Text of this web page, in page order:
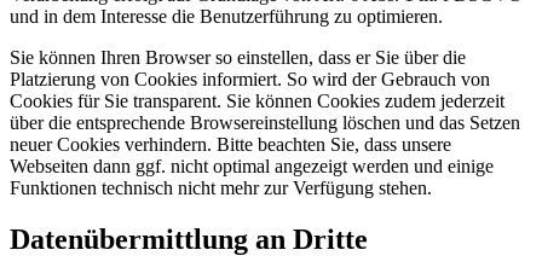
und in dem Interesse die Benutzerführung zu optimieren.
Sie können Ihren Browser so einstellen, dass er Sie über die
Platzierung von Cookies informiert. So wird der Gebrauch von
Cookies für Sie transparent. Sie können Cookies zudem jederzeit
über die entsprechende Browsereinstellung löschen und das Setzen
neuer Cookies verhindern. Bitte beachten Sie, dass unsere
Webseiten dann ggf. nicht optimal angezeigt werden und einige
Funktionen technisch nicht mehr zur Verfügung stehen.
Datenübermittlung an Dritte